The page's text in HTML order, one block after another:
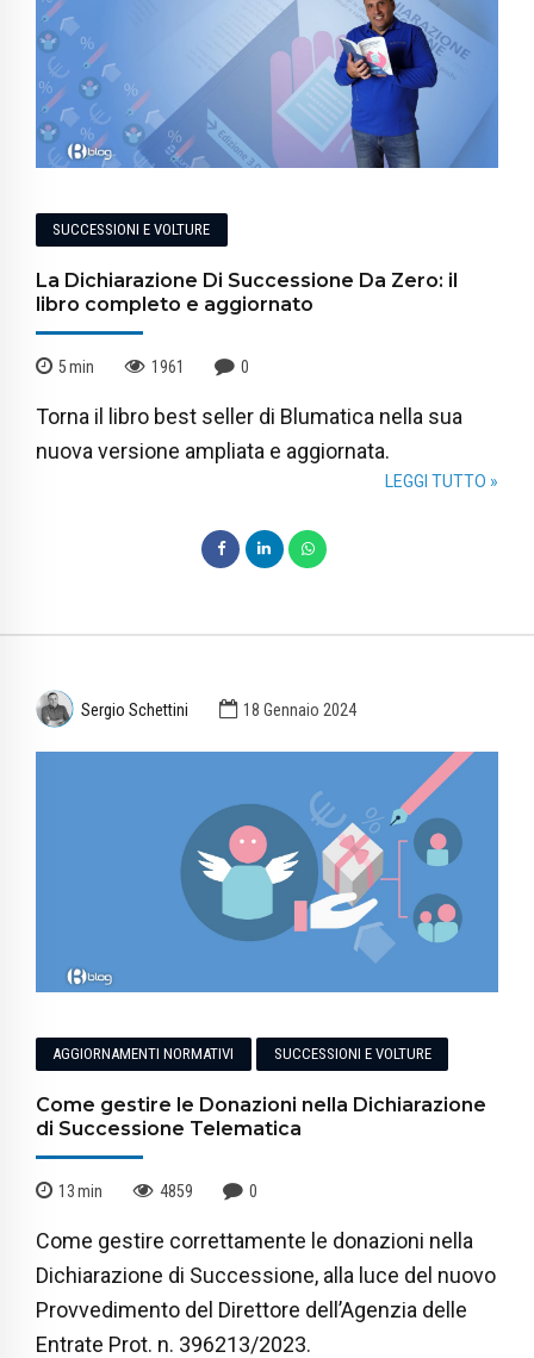
SUCCESSIONI E VOLTURE
La Dichiarazione Di Successione Da Zero: il
libro completo e aggiornato
5min 1961 0
Torna il libro best seller di Blumatica nella sua
nuova versione ampliata e aggiornata.
LEGGI TUTTO »
Sergio Schettini 18 Gennaio 2024
AGGIORNAMENTI NORMATIVI SUCCESSIONI E VOLTURE
Come gestire le Donazioni nella Dichiarazione
di Successione Telematica
13min 4859 0
Come gestire correttamente le donazioni nella
Dichiarazione di Successione, alla luce del nuovo
Provvedimento del Direttore dell’Agenzia delle
Entrate Prot. n. 396213/2023.